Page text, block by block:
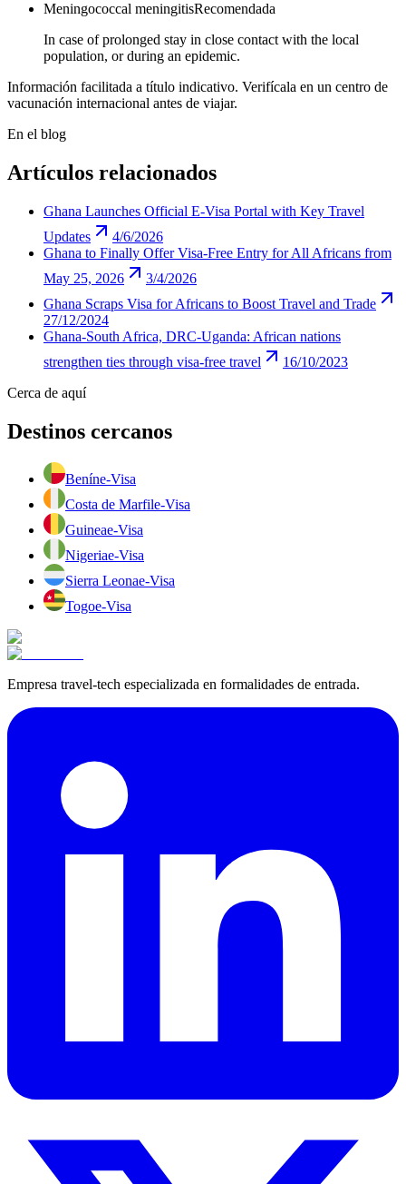
Meningococcal meningitisRecomendada
In case of prolonged stay in close contact with the local
population, or during an epidemic.
Información facilitada a título indicativo. Verifícala en un centro de
vacunación internacional antes de viajar.
En el blog
Artículos relacionados
Ghana Launches Official E-Visa Portal with Key Travel
Updates
4/6/2026
Ghana to Finally Offer Visa-Free Entry for All Africans from
May 25, 2026
3/4/2026
Ghana Scraps Visa for Africans to Boost Travel and Trade
27/12/2024
Ghana-South Africa, DRC-Uganda: African nations
strengthen ties through visa-free travel
16/10/2023
Cerca de aquí
Destinos cercanos
Beníne-Visa
Costa de Marfile-Visa
Guineae-Visa
Nigeriae-Visa
Sierra Leonae-Visa
Togoe-Visa
Empresa travel-tech especializada en formalidades de entrada.